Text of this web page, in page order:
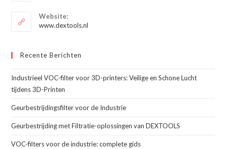
toepassing
Website:
www.dextools.nl
Recente Berichten
Industrieel VOC-filter voor 3D-printers: Veilige en Schone Lucht
tijdens 3D-Printen
Geurbestrijdingsfilter voor de Industrie
Geurbestrijding met Filtratie-oplossingen van DEXTOOLS
VOC-filters voor de industrie: complete gids